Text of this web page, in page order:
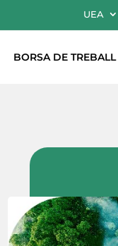
UEA
BORSA DE TREBALL